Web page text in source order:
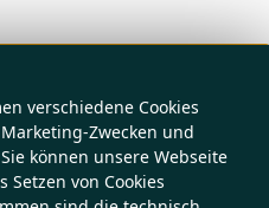
verschiedene Cookies
Zwecken und
können unsere Webseite
von Cookies